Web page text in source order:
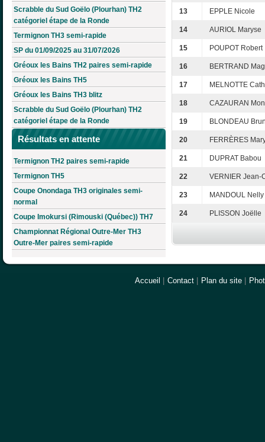
Scrabble du Sud Goëlo (Plourhan) TH2
catégoriel étape de la Ronde
Termignon TH3 semi-rapide
SP du 01/09/2025 au 31/07/2026
Gréoux les Bains TH2 paires semi-rapide
Gréoux les Bains TH5
Gréoux les Bains TH3 blitz
Scrabble du Sud Goëlo (Plourhan) TH2
catégoriel étape de la Ronde
Résultats en attente
Termignon TH2 paires semi-rapide
Termignon TH5
Coupe Onondaga TH3 originales semi-
normal
Coupe Imokursi (Rimouski (Québec)) TH7
Championnat Régional Outre-Mer TH3
Outre-Mer paires semi-rapide
13 EPPLE Nicole
14 AURIOL Maryse
15 POUPOT Robert
16 BERTRAND
17 MELNOTTE
18 CAZAURAN
19 BLONDEAU
20 FERRÈRES
21 DUPRAT Babou
22 VERNIER Jean-
23 MANDOUL Nelly
24 PLISSON Joëlle
Accueil Contact Plan du site